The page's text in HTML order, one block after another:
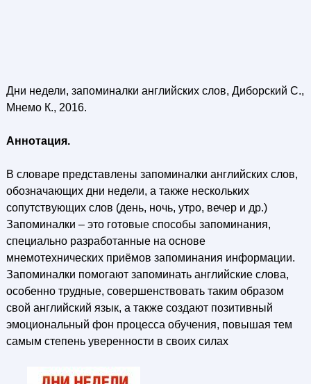
Дни недели, запоминалки английских слов, Диборский С.,
Мнемо К., 2016.
Аннотация.
В словаре представлены запоминалки английских слов,
обозначающих дни недели, а также нескольких
сопутствующих слов (день, ночь, утро, вечер и др.)
Запоминалки – это готовые способы запоминания,
специально разработанные на основе
мнемотехнических приёмов запоминания информации.
Запоминалки помогают запоминать английские слова,
особенно трудные, совершенствовать таким образом
свой английский язык, а также создают позитивный
эмоциональный фон процесса обучения, повышая тем
самым степень уверенности в своих силах